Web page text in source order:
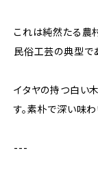
これは純然たる農
民俗工芸の典型で
イタヤの持つ白い
す。素朴で深い味
---